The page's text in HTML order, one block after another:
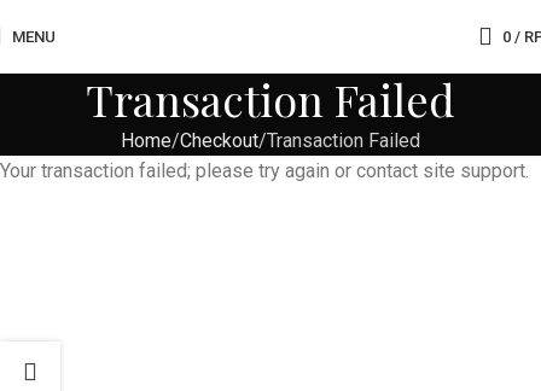
MENU 0 /
Transaction Failed
Home Checkout Transaction Failed
Your transaction failed; please try again or contact site support.